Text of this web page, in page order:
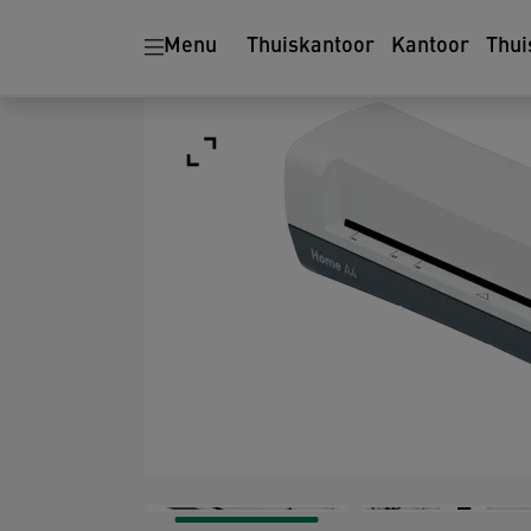
Menu Thuiskantoor Kantoor